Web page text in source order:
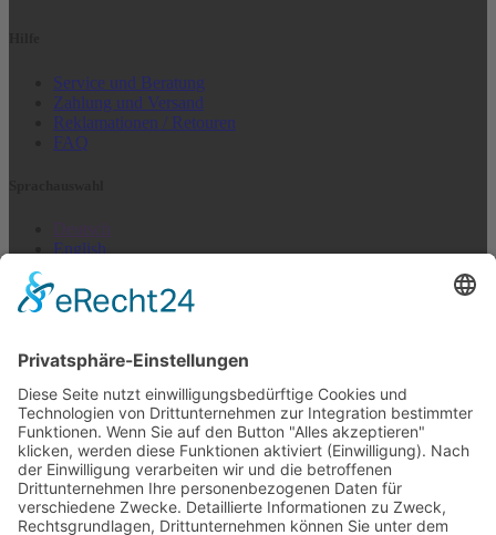
Service und Beratung
Zahlung und Versand
Reklamationen / Retouren
FAQ
Deutsch
English
Italiano
Español
Newsletter abonnieren
E-Mail (Wiederholung)*
Ich akzepiere, nichts zu erhalten*
Email-Adresse
abonnieren